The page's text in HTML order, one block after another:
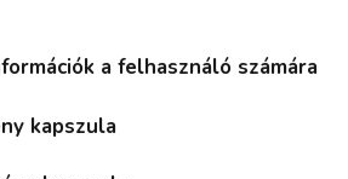
a felhasználó számára
kapszula